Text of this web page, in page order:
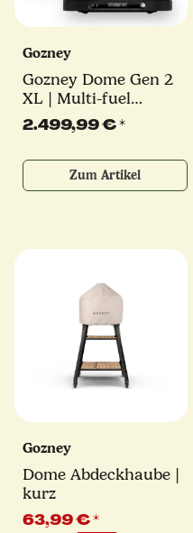
Gozney
Gozney Dome Gen 2
XL | Multi-fuel
Pizzaofen | schwarz
oder creme
2.499,99 €*
Zum Artikel
Gozney
Dome Abdeckhaube |
kurz
63,99 €*